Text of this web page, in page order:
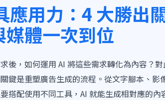
應用力：4 大勝出
媒體一次到位
後，如何運用 AI 將這些需求轉化為內容？
鍵是重塑廣告生成的流程。從文字腳本、
搭配使用不同工具，AI 就能生成相對應的